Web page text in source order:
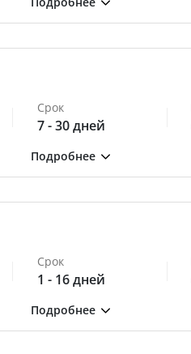
Срок
7 - 30 дней
Срок
1 - 16 дней